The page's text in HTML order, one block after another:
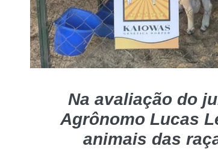
Na avaliação do
Agrônomo Lucas
animais das